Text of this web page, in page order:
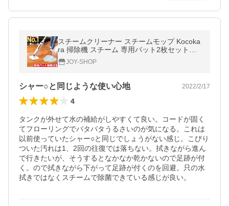
スチームクリーナー スチームモップ Kocoka
ra 掃除機 スチーム 専用パット2枚セットプ
レゼント 床 フローリング カーペット掃除用
品 スチーム モップ スチーム
JOY-SHOP
シャー○と同じような使い心地 2022/2/17
4
タンクが外せて水の補給がしやすくて良い。コードが固く
てフローリングでバタバタうるさいのが気になる。これは
以前使っていたシャー○と同じでしょうがない感じ。こびり
ついた汚れは1、2回の往復では落ちない。拭きながら進ん
で行きたいが、そうするとなかなか乾かないので足跡が付
く。ので拭きながら下がって足跡が付くのを回避。只の水
拭きではなくスチームで除菌できている感じが良い。